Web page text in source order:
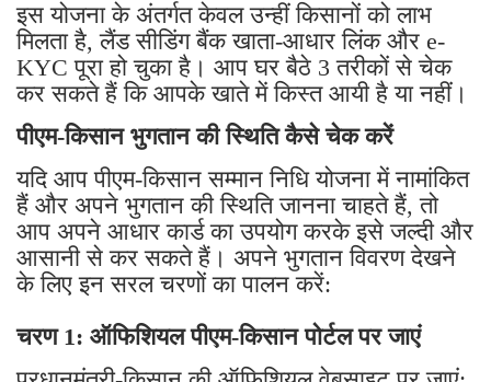
इस योजना के अंतर्गत केवल उन्हीं किसानों को लाभ
मिलता है, लैंड सीडिंग बैंक खाता-आधार लिंक और e-
KYC पूरा हो चुका है। आप घर बैठे 3 तरीकों से चेक
कर सकते हैं कि आपके खाते में किस्त आयी है या नहीं।
पीएम-किसान भुगतान की स्थिति कैसे चेक करें
यदि आप पीएम-किसान सम्मान निधि योजना में नामांकित
हैं और अपने भुगतान की स्थिति जानना चाहते हैं, तो
आप अपने आधार कार्ड का उपयोग करके इसे जल्दी और
आसानी से कर सकते हैं। अपने भुगतान विवरण देखने
के लिए इन सरल चरणों का पालन करें:
चरण 1: ऑफिशियल पीएम-किसान पोर्टल पर जाएं